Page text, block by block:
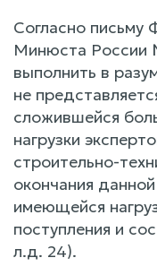
Согласно
Минюста
выполнить в
не
сложившейся
нагрузки
строительно-
окончания
имеющейся
поступления и
л.д. 24).